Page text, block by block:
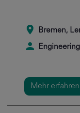
Bremen,
Engineering
Mehr erfahren